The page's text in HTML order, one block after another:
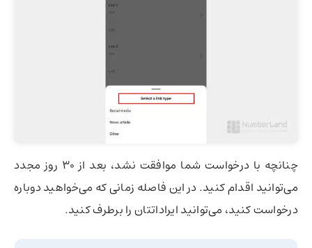
چنانچه با درخواست شما موافقت نشد، بعد از 30 روز مجدد
می‌توانید اقدام کنید. در این فاصله زمانی که می‌خواهید دوباره
درخواست کنید، می‌توانید ایراداتتان را برطرف کنید.